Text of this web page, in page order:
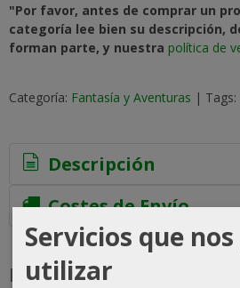
"Por favor, antes de comprar un
categoría lee bien su descripción,
forman parte, y nuestra política de
Categoría: Fantasía y Aventuras | Tags:
Descripción
Costes de Envío
Productos Relacionados
Servicios que
utilizar